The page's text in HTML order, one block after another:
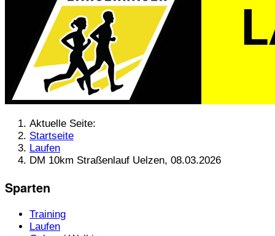
Aktuelle Seite:
Startseite
Laufen
DM 10km Straßenlauf Uelzen, 08.03.2026
Sparten
Training
Laufen